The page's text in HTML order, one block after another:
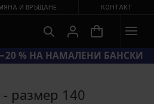
И ВРЪЩАНЕ КОНТАКТ
−20 % НА НАМАЛЕНИ БАНСКИ
размер 140